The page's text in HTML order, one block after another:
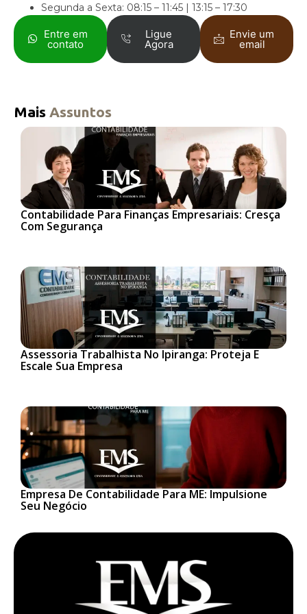
Segunda a Sexta: 08:15 – 11:45 | 13:15 – 17:30
Entre em
contato
Ligue
Agora
Envie um
email
Mais Assuntos
Contabilidade Para Finanças Empresariais: Cresça
Com Segurança
Assessoria Trabalhista No Ipiranga: Proteja E
Escale Sua Empresa
Empresa De Contabilidade Para ME: Impulsione
Seu Negócio